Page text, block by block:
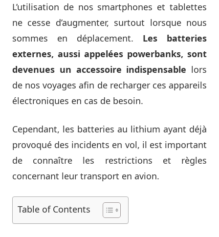
L’utilisation de nos smartphones et tablettes
ne cesse d’augmenter, surtout lorsque nous
sommes en déplacement. Les batteries
externes, aussi appelées powerbanks, sont
devenues un accessoire indispensable lors
de nos voyages afin de recharger ces appareils
électroniques en cas de besoin.
Cependant, les batteries au lithium ayant déjà
provoqué des incidents en vol, il est important
de connaître les restrictions et règles
concernant leur transport en avion.
Table of Contents